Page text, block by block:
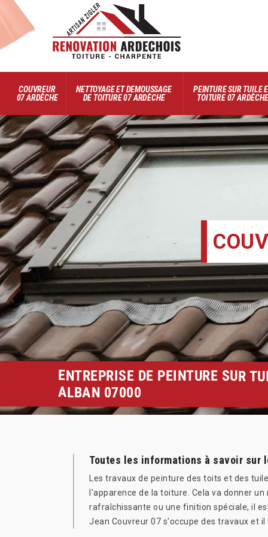
COUVREUR
07 ARDÈCHE
NETTOYAGE ET DEMOUSSAGE
DE TOITURE 07 ARDÈCHE
PEINTURE SUR TUILE
TOITURE 07 ARDÈCHE
ENTREPRISE DE PEINTURE SUR
ALBAN 07000
Toutes les informations à savoir sur
Les travaux de peinture des toits et des
l'apparence de la toiture. Cela va donner
rafraîchissante ou une finition spéciale, il
Jean Couvreur 07 s'occupe des travaux et